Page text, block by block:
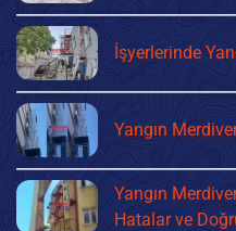
İşyerlerinde
Yangın
Yangın
Hatalar ve